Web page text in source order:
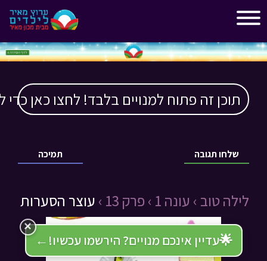
תוכן זה פתוח למנויים בלבד! לחצו כאן כדי
תמיכה שלחו תגובה
לילה טוב › עונה 1 › פרק 13 › עוצר הסערות
🌟עדיין אינכם מנויים? הירשמו עכשיו! ←
×